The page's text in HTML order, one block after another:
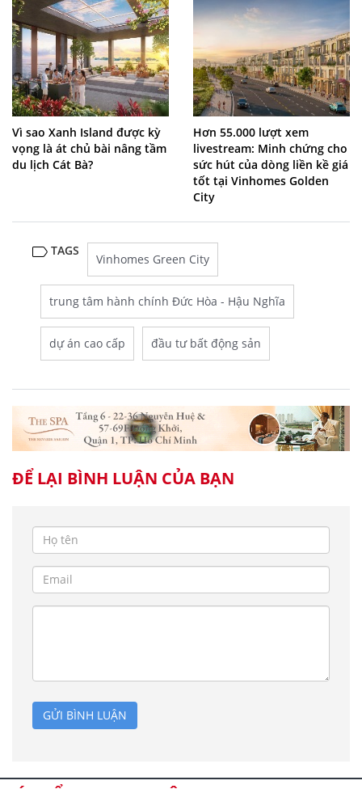
Vì sao Xanh Island được kỳ
vọng là át chủ bài nâng tầm
du lịch Cát Bà?
Hơn 55.000 lượt xem
livestream: Minh chứng cho
sức hút của dòng liền kề giá
tốt tại Vinhomes Golden
City
TAGS
Vinhomes Green City
trung tâm hành chính Đức Hòa - Hậu Nghĩa
dự án cao cấp đầu tư bất động sản
ĐỂ LẠI BÌNH LUẬN CỦA BẠN
GỬI BÌNH LUẬN